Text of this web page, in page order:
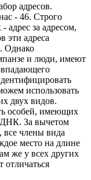
адресов.
- 46. Строго
адрес за адресом,
эти адреса
Однако
и люди, имеют
использовать
двух видов.
особей, имеющих
ДНК. За вычетом
все члены вида
место на длине
же у всех других
отличаться